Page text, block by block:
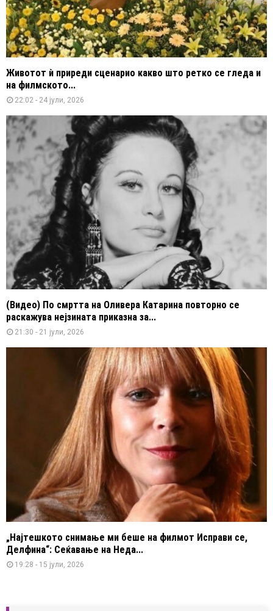
Животот ѝ приреди сценарио какво што ретко се гледа и
на филмското...
22:02 - 24 јули, 2026
(Видео) По смртта на Оливера Катарина повторно се
раскажува нејзината приказна за...
21:30 - 21 јули, 2026
„Најтешкото снимање ми беше на филмот Исправи се,
Делфина“: Сеќавање на Неда...
19:28 - 15 јули, 2026